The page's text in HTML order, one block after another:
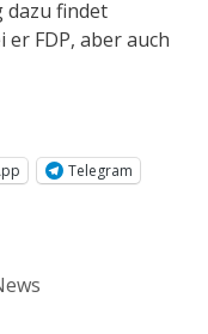
dazu findet
FDP, aber auch
Telegram